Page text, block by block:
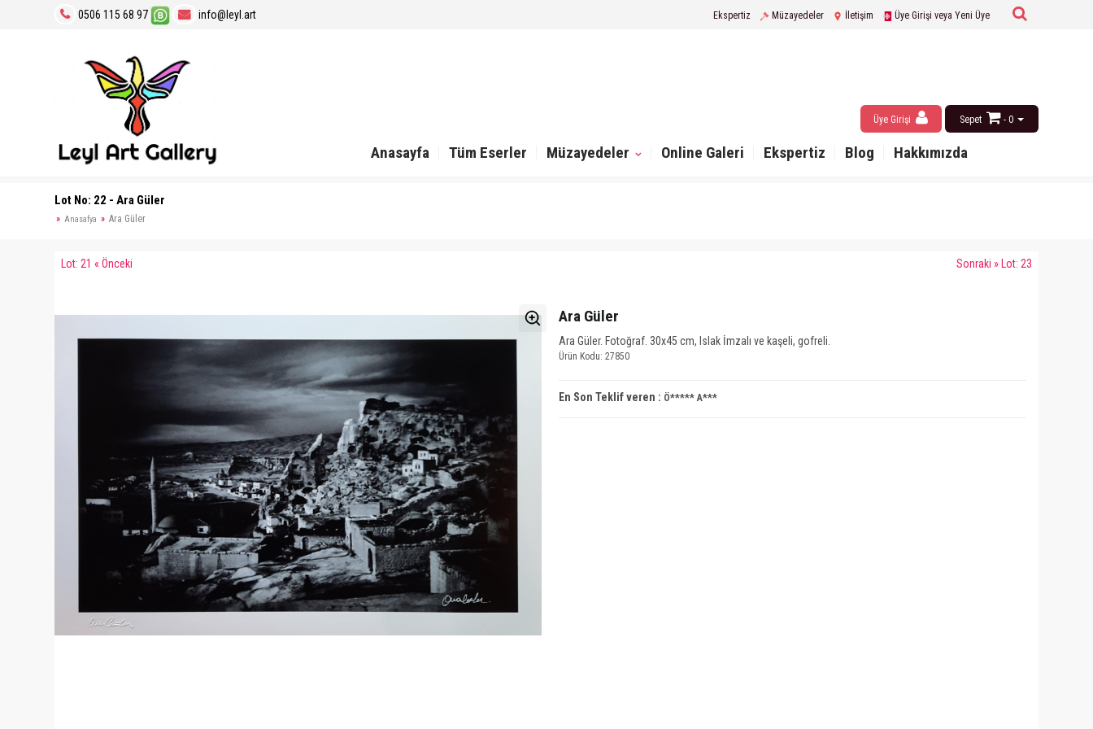
0506 115 68 97 info@leyl.art Ekspertiz Müzayedeler İletişim Üye Girişi veya Yeni Üye
Sepet - 0
Üye Girişi
Anasayfa Tüm Eserler Müzayedeler Online Galeri Ekspertiz Blog Hakkımızda
Lot No: 22 - Ara Güler
Anasafya Ara Güler
Lot: 21 « Önceki Sonraki » Lot: 23
Ara Güler
Ara Güler. Fotoğraf. 30x45 cm, Islak İmzalı ve kaşeli, gofreli.
Ürün Kodu: 27850
En Son Teklif veren : Ö***** A***